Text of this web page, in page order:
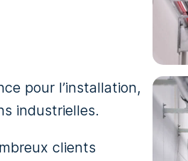
pour l’installation,
industrielles.
clients